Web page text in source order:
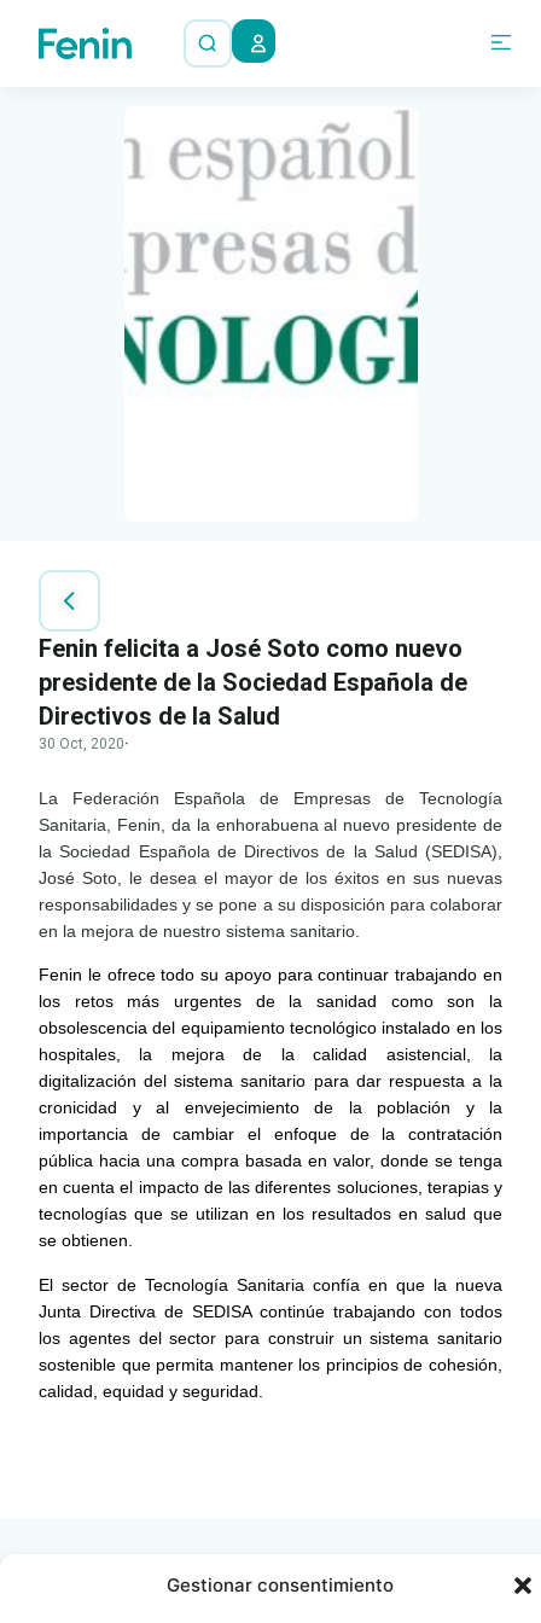
Gestionar consentimiento
Fenin felicita a José Soto como nuevo
presidente de la Sociedad Española de
Directivos de la Salud
30 Oct, 2020·
La Federación Española de Empresas de Tecnología
Sanitaria, Fenin, da la enhorabuena al nuevo presidente de
la Sociedad Española de Directivos de la Salud (SEDISA),
José Soto, le desea el mayor de los éxitos en sus nuevas
responsabilidades y se pone a su disposición para colaborar
en la mejora de nuestro sistema sanitario.
Fenin le ofrece todo su apoyo para continuar trabajando en
los retos más urgentes de la sanidad como son la
obsolescencia del equipamiento tecnológico instalado en los
hospitales, la mejora de la calidad asistencial, la
digitalización del sistema sanitario para dar respuesta a la
cronicidad y al envejecimiento de la población y la
importancia de cambiar el enfoque de la contratación
pública hacia una compra basada en valor, donde se tenga
en cuenta el impacto de las diferentes soluciones, terapias y
tecnologías que se utilizan en los resultados en salud que
se obtienen.
El sector de Tecnología Sanitaria confía en que la nueva
Junta Directiva de SEDISA continúe trabajando con todos
los agentes del sector para construir un sistema sanitario
sostenible que permita mantener los principios de cohesión,
calidad, equidad y seguridad.